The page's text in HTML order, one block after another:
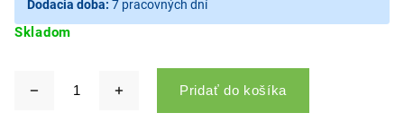
Skladom
Dodacia doba: 7 pracovných dní
Pridať do košíka